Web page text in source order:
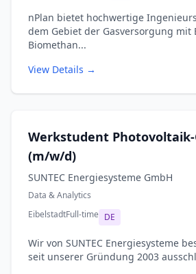
nPlan bietet hochwertige
dem Gebiet der Gasversorgung mit
Biomethan...
View Details →
Werkstudent
(m/w/d)
SUNTEC Energiesysteme GmbH
Data & Analytics
EibelstadtFull-time DE
Wir von SUNTEC Energiesysteme
seit unserer Gründung 2003